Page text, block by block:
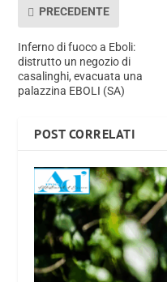
PRECEDENTE
Inferno di fuoco a Eboli:
distrutto un negozio di
casalinghi, evacuata una
palazzina EBOLI (SA)
POST CORRELATI